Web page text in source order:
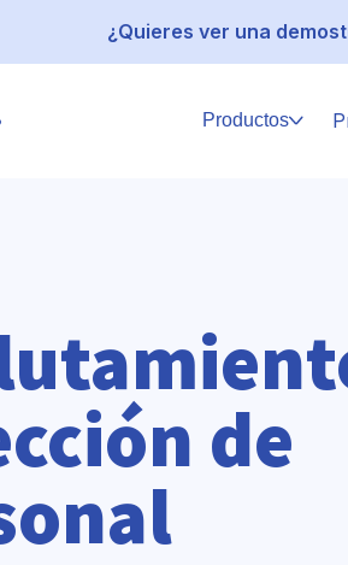
¿Quieres ver una
Productos
de